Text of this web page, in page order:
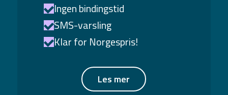
Ingen bindingstid
SMS-varsling
Klar for Norgespris!
Les mer